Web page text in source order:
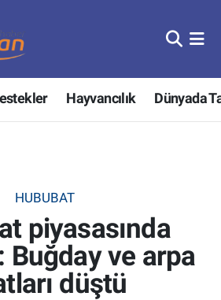
Hayvancılık Dünyada
HUBUBAT
piyasasında
Buğday ve arpa
düştü